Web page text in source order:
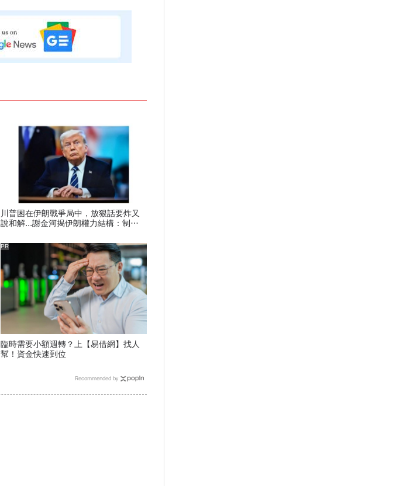
川普困在伊朗戰爭局中，放狠話要炸又
說和解...謝金河揭伊朗權力結構：制度
臨時需要小額週轉？上【易借網】找人
幫！資金快速到位
PR
Recommended by